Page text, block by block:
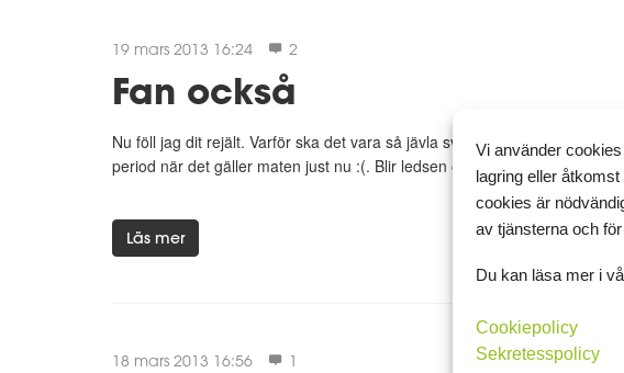
19 mars 2013 16:24 2
Fan också
Nu föll jag dit rejält. Varför ska det vara så jävla svårt att äta bra? Jag
period när det gäller maten just nu :(. Blir ledsen och besviken och då
Läs mer
18 mars 2013 16:56 1
Vi använder
lagring eller
cookies är
av tjänsterna och
Du kan läsa mer i
Cookiepolicy
Sekretesspolicy